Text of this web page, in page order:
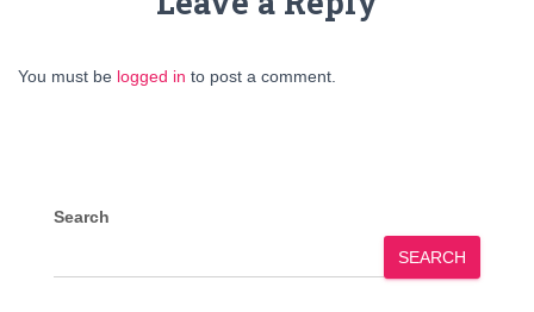
You must be logged in to post a comment.
Search
SEARCH